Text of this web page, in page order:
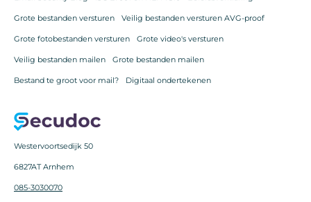
Westervoortsedijk 50
6827AT Arnhem
085-3030070
Grote bestanden versturen Veilig bestanden versturen AVG-proof
Grote fotobestanden versturen Grote video's versturen
Veilig bestanden mailen Grote bestanden mailen
Bestand te groot voor mail? Digitaal ondertekenen